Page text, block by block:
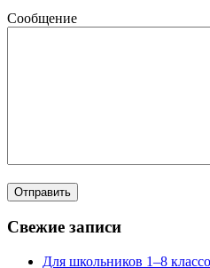
Сообщение
Свежие записи
Для школьников 1–8